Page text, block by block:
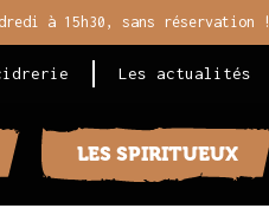
à 15h30, sans réservation !
Les actualités
LES SPIRITUEUX